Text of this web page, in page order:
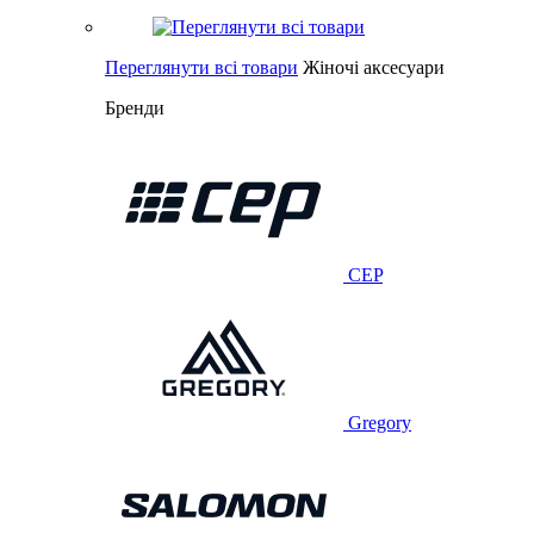
Переглянути всі товари Жіночі аксесуари
Бренди
CEP
Gregory